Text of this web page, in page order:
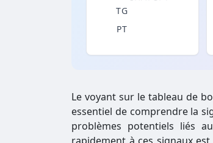
Le voyant sur le tableau de
essentiel de comprendre la
problèmes potentiels liés